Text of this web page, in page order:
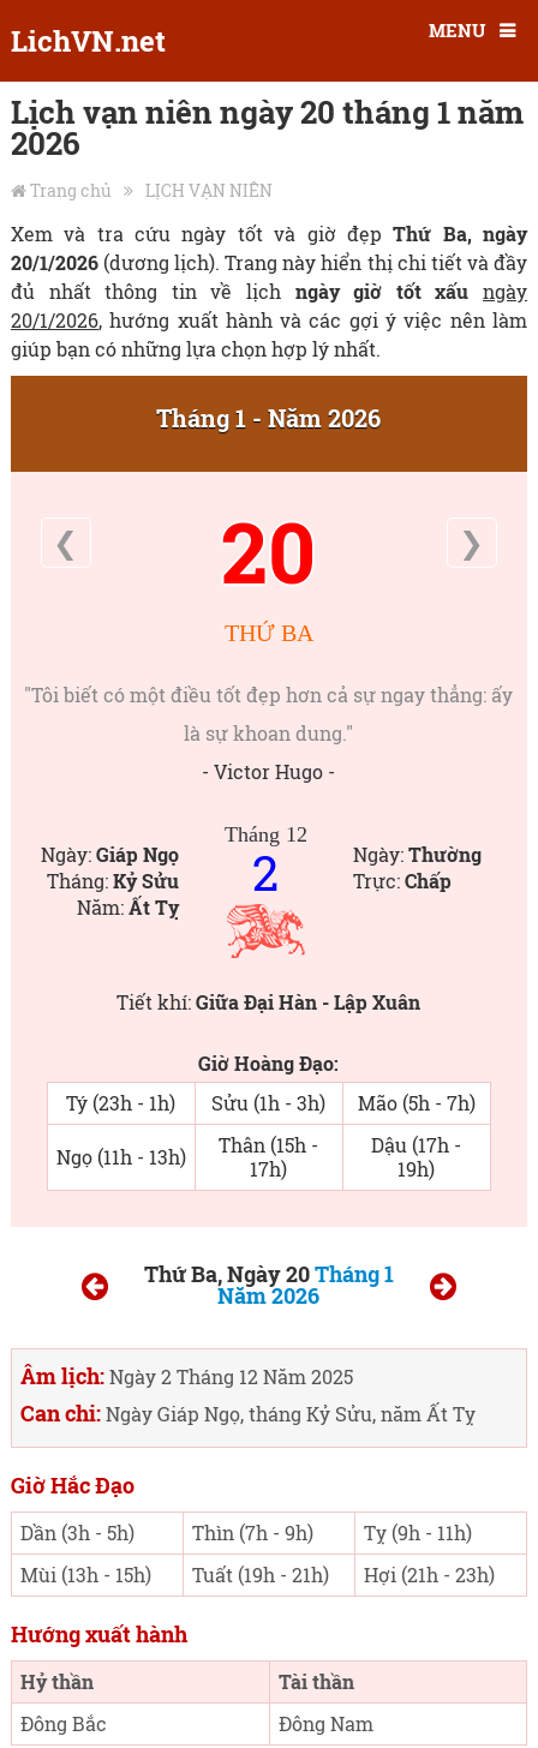
LichVN.net MENU
Lịch vạn niên ngày 20 tháng 1 năm
2026
Trang chủ LỊCH VẠN NIÊN
Xem và tra cứu ngày tốt và giờ đẹpThứ Ba, ngày
20/1/2026(dương lịch). Trang này hiển thị chi tiết và đầy
đủ nhất thông tin về lịch ngày giờ tốt xấu ngày
20/1/2026, hướng xuất hành và các gợi ý việc nên làm
giúp bạn có những lựa chọn hợp lý nhất.
Tháng 1 - Năm 2026
❮ 20 ❯
THỨ BA
"Tôi biết có một điều tốt đẹp hơn cả sự ngay thẳng: ấy
là sự khoan dung."
- Victor Hugo -
Ngày:Giáp Ngọ
Tháng:Kỷ Sửu
Năm:Ất Tỵ
Tháng 12
2 Ngày:Thường
Trực:Chấp
Tiết khí:Giữa Đại Hàn - Lập Xuân
Giờ Hoàng Đạo:
Tý (23h - 1h)
Sửu (1h - 3h) Mão (5h - 7h)
Ngọ (11h - 13h)
Thân (15h -
17h)
Dậu (17h -
19h)
Thứ Ba, Ngày 20Tháng 1
Năm 2026
Âm lịch:Ngày 2 Tháng 12 Năm 2025
Can chi:Ngày Giáp Ngọ, tháng Kỷ Sửu, năm Ất Tỵ
Giờ Hắc Đạo
Dần (3h - 5h) Thìn (7h - 9h)
Tỵ (9h - 11h)
Mùi (13h - 15h)
Tuất (19h - 21h) Hợi (21h - 23h)
Hướng xuất hành
Hỷ thần
Tài thần
Đông Bắc
Đông Nam